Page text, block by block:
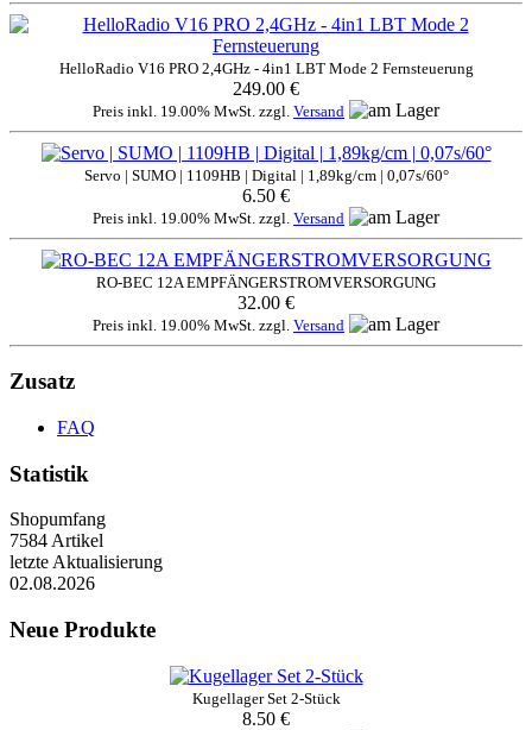
HelloRadio V16 PRO 2,4GHz - 4in1 LBT Mode 2 Fernsteuerung
249.00 €
Preis inkl. 19.00% MwSt. zzgl. Versand
Servo | SUMO | 1109HB | Digital | 1,89kg/cm | 0,07s/60°
6.50 €
Preis inkl. 19.00% MwSt. zzgl. Versand
RO-BEC 12A EMPFÄNGERSTROMVERSORGUNG
32.00 €
Preis inkl. 19.00% MwSt. zzgl. Versand
Zusatz
FAQ
Statistik
Shopumfang
7584 Artikel
letzte Aktualisierung
02.08.2026
Neue Produkte
Kugellager Set 2-Stück
8.50 €